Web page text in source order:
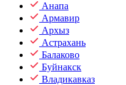
Анапа
Армавир
Архыз
Астрахань
Балаково
Буйнакск
Владикавказ